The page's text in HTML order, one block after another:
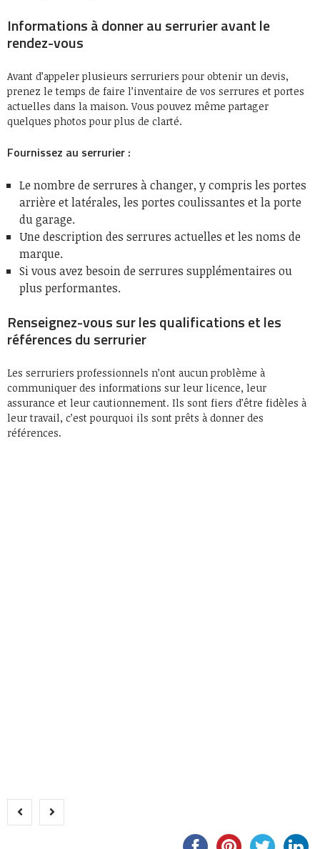
Informations à donner au serrurier avant le
rendez-vous
Avant d’appeler plusieurs serruriers pour obtenir un devis,
prenez le temps de faire l’inventaire de vos serrures et portes
actuelles dans la maison. Vous pouvez même partager
quelques photos pour plus de clarté.
Fournissez au serrurier :
Le nombre de serrures à changer, y compris les portes
arrière et latérales, les portes coulissantes et la porte
du garage.
Une description des serrures actuelles et les noms de
marque.
Si vous avez besoin de serrures supplémentaires ou
plus performantes.
Renseignez-vous sur les qualifications et les
références du serrurier
Les serruriers professionnels n’ont aucun problème à
communiquer des informations sur leur licence, leur
assurance et leur cautionnement. Ils sont fiers d’être fidèles à
leur travail, c’est pourquoi ils sont prêts à donner des
références.